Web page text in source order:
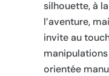
silhouette, à
l’aventure,
invite au
orientée